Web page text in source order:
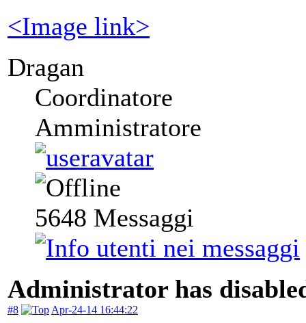
<Image link>
Dragan
Coordinatore
Amministratore
5648 Messaggi
Administrator has
#8 Apr-24-14 16:44:22